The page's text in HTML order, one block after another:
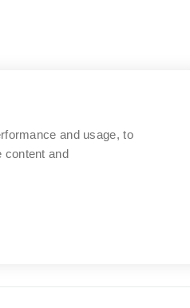
and usage, to
content and